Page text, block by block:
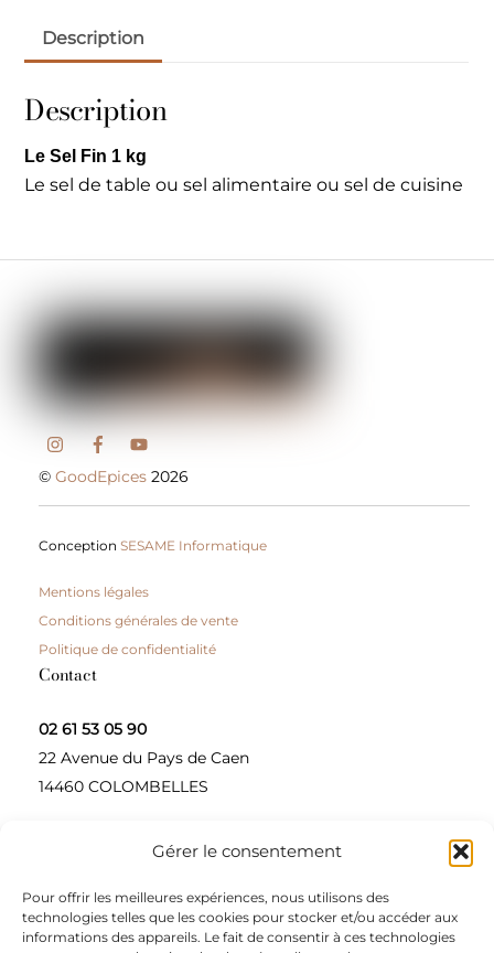
Gérer le consentement
Pour offrir les meilleures expériences, nous utilisons des
technologies telles que les cookies pour stocker et/ou accéder aux
informations des appareils. Le fait de consentir à ces technologies
Description
Description
Le Sel Fin 1 kg
Le sel de table ou sel alimentaire ou sel de cuisine
©GoodEpices 2026
ConceptionSESAME Informatique
Mentions légales
Conditions générales de vente
Politique de confidentialité
Contact
02 61 53 05 90
22 Avenue du Pays de Caen
14460 COLOMBELLES
Contactez-nous
A propos